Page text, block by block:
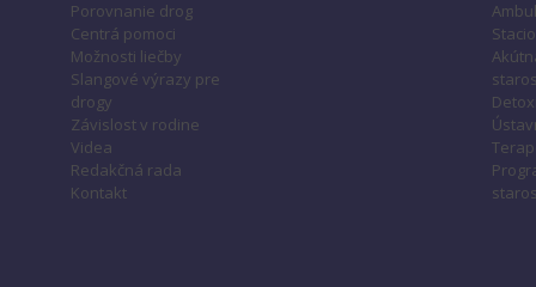
Porovnanie drog
Centrá pomoci
Možnosti liečby
Slangové výrazy pre
drogy
Závislost v rodine
Videa
Redakčná rada
Kontakt